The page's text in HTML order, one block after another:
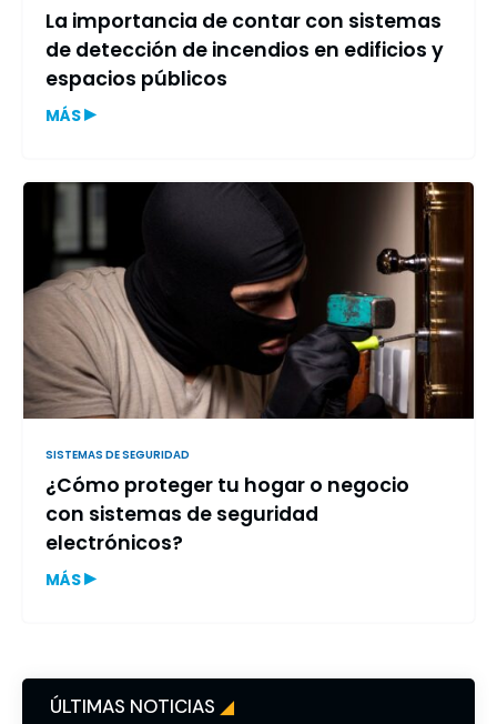
La importancia de contar con sistemas
de detección de incendios en edificios y
espacios públicos
MÁS▸
SISTEMAS DE SEGURIDAD
¿Cómo proteger tu hogar o negocio
con sistemas de seguridad
electrónicos?
MÁS▸
ÚLTIMAS NOTICIAS ◢